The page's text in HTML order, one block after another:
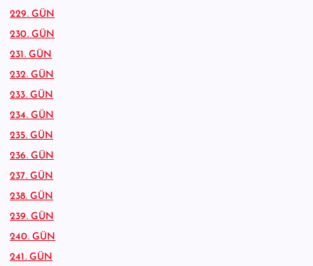
229. GÜN
230. GÜN
231. GÜN
232. GÜN
233. GÜN
234. GÜN
235. GÜN
236. GÜN
237. GÜN
238. GÜN
239. GÜN
240. GÜN
241. GÜN